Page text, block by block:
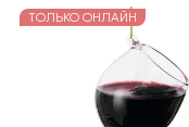
ТОЛЬКО ОНЛАЙН